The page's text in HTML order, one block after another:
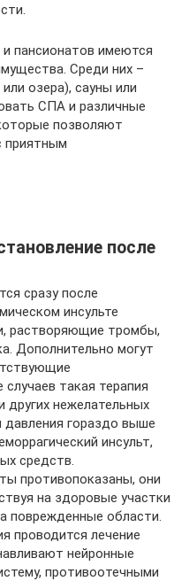
пансионатов имеются
Среди них –
озера), сауны или
СПА и различные
позволяют
приятным
после
сразу после
инсульте
растворяющие тромбы,
Дополнительно могут
такая терапия
других нежелательных
давления гораздо выше
инсульт,
средств.
противопоказаны, они
на здоровые участки
поврежденные области.
проводится лечение
нейронные
противоотечными